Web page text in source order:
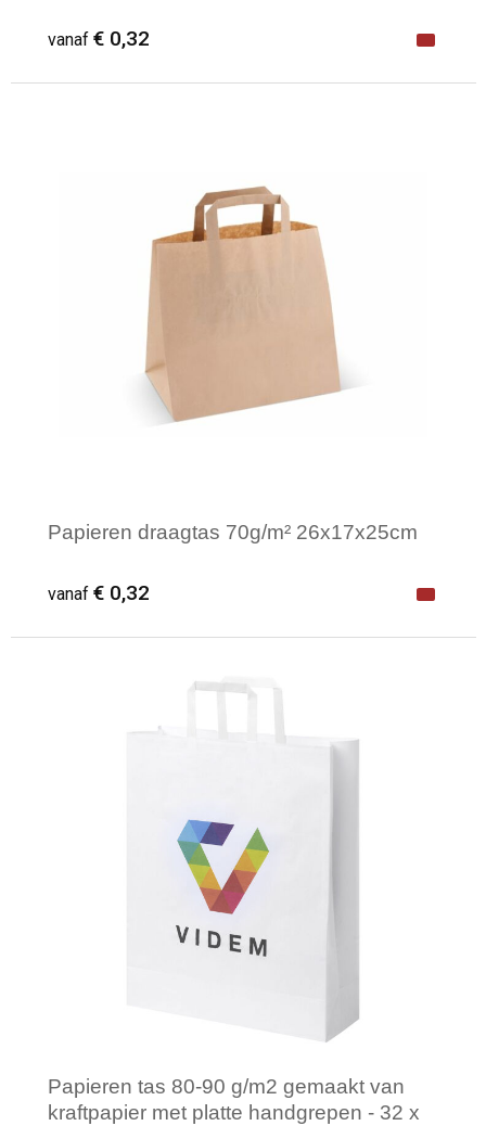
vanaf € 0,32
Papieren draagtas 70g/m² 26x17x25cm
vanaf € 0,32
Papieren tas 80-90 g/m2 gemaakt van
kraftpapier met platte handgrepen - 32 x